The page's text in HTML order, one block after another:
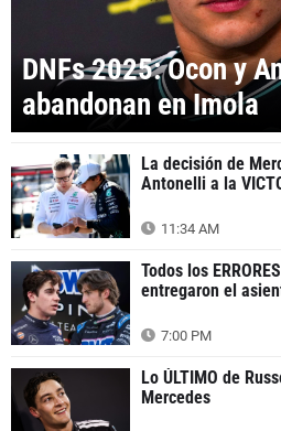
DNFs 2025: Ocon y
abandonan en Imola
La decisión de
Antonelli a la
11:34 AM
Todos los
entregaron el
7:00 PM
Lo ÚLTIMO de
Mercedes